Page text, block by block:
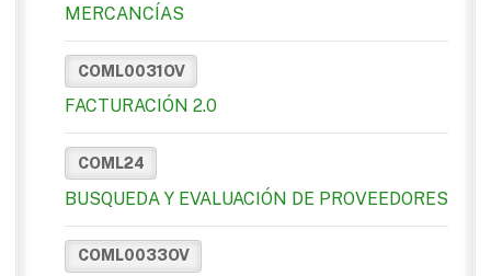
MERCANCÍAS
COML0031OV
FACTURACIÓN 2.0
COML24
BUSQUEDA Y EVALUACIÓN DE PROVEEDORES
COML0033OV